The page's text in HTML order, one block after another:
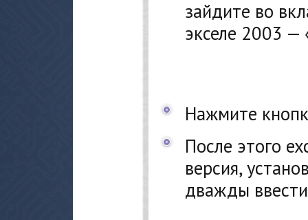
зайдите во
экселе 2003 —
Нажмите
После этого
версия,
дважды